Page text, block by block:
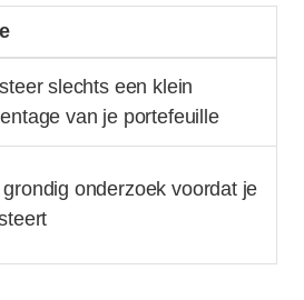
slechts een klein
van je portefeuille
grondig onderzoek voordat je